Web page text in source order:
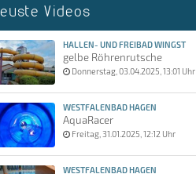
Videos
HALLEN- UND FREIBAD WINGST
gelbe Röhrenrutsche
Donnerstag, 03.04.2025, 13:01 Uhr
WESTFALENBAD HAGEN
AquaRacer
Freitag, 31.01.2025, 12:12 Uhr
WESTFALENBAD HAGEN